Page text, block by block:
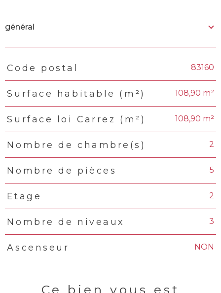
général
TRAD_PAMPERO_Caracteristique
Code postal 83160
Surface habitable (m²) 108,90 m²
Surface loi Carrez (m²) 108,90 m²
Nombre de chambre(s) 2
Nombre de pièces 5
Etage 2
Nombre de niveaux 3
Ascenseur NON
Ce bien vous est